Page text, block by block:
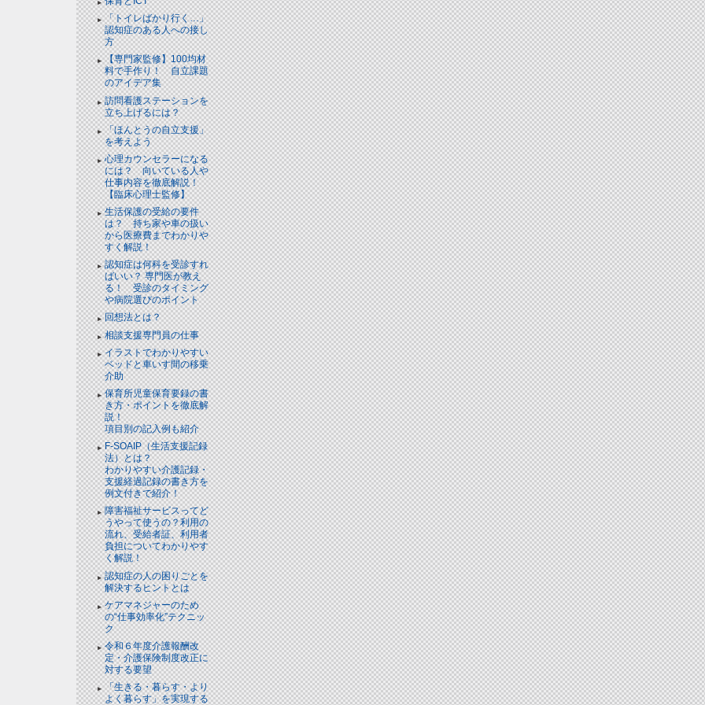
「トイレばかり行く…」
認知症のある人への接し
方
【専門家監修】100均材
料で手作り！ 自立課題
のアイデア集
訪問看護ステーションを
立ち上げるには？
「ほんとうの自立支援」
を考えよう
心理カウンセラーになる
には？ 向いている人や
仕事内容を徹底解説！
【臨床心理士監修】
生活保護の受給の要件
は？ 持ち家や車の扱い
から医療費までわかりや
すく解説！
認知症は何科を受診すれ
ばいい？ 専門医が教え
る！ 受診のタイミング
や病院選びのポイント
回想法とは？
相談支援専門員の仕事
イラストでわかりやすい
ベッドと⾞いす間の移乗
介助
保育所児童保育要録の書
き方・ポイントを徹底解
説！
項目別の記入例も紹介
F-SOAIP（生活支援記録
法）とは？
わかりやすい介護記録・
支援経過記録の書き方を
例文付きで紹介！
障害福祉サービスってど
うやって使うの？利用の
流れ、受給者証、利用者
負担についてわかりやす
く解説！
認知症の人の困りごとを
解決するヒントとは
ケアマネジャーのため
の“仕事効率化”テクニッ
ク
令和６年度介護報酬改
定・介護保険制度改正に
対する要望
「生きる・暮らす・より
よく暮らす」を実現する